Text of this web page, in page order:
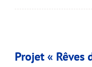
Projet « Rêves